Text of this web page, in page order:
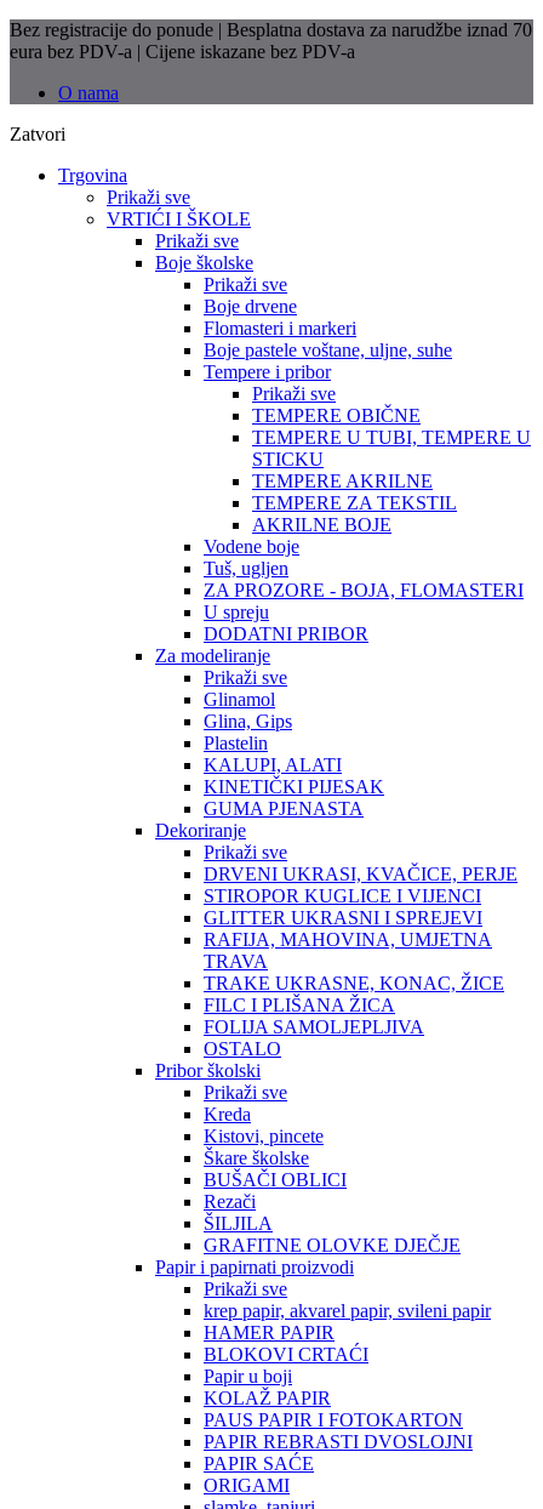
Bez registracije do ponude | Besplatna dostava za narudžbe iznad 70
eura bez PDV-a | Cijene iskazane bez PDV-a
O nama
Zatvori
Trgovina
Prikaži sve
VRTIĆI I ŠKOLE
Prikaži sve
Boje školske
Prikaži sve
Boje drvene
Flomasteri i markeri
Boje pastele voštane, uljne, suhe
Tempere i pribor
Prikaži sve
TEMPERE OBIČNE
TEMPERE U TUBI, TEMPERE U
STICKU
TEMPERE AKRILNE
TEMPERE ZA TEKSTIL
AKRILNE BOJE
Vodene boje
Tuš, ugljen
ZA PROZORE - BOJA, FLOMASTERI
U spreju
DODATNI PRIBOR
Za modeliranje
Prikaži sve
Glinamol
Glina, Gips
Plastelin
KALUPI, ALATI
KINETIČKI PIJESAK
GUMA PJENASTA
Dekoriranje
Prikaži sve
DRVENI UKRASI, KVAČICE, PERJE
STIROPOR KUGLICE I VIJENCI
GLITTER UKRASNI I SPREJEVI
RAFIJA, MAHOVINA, UMJETNA
TRAVA
TRAKE UKRASNE, KONAC, ŽICE
FILC I PLIŠANA ŽICA
FOLIJA SAMOLJEPLJIVA
OSTALO
Pribor školski
Prikaži sve
Kreda
Kistovi, pincete
Škare školske
BUŠAČI OBLICI
Rezači
ŠILJILA
GRAFITNE OLOVKE DJEČJE
Papir i papirnati proizvodi
Prikaži sve
krep papir, akvarel papir, svileni papir
HAMER PAPIR
BLOKOVI CRTAĆI
Papir u boji
KOLAŽ PAPIR
PAUS PAPIR I FOTOKARTON
PAPIR REBRASTI DVOSLOJNI
PAPIR SAĆE
ORIGAMI